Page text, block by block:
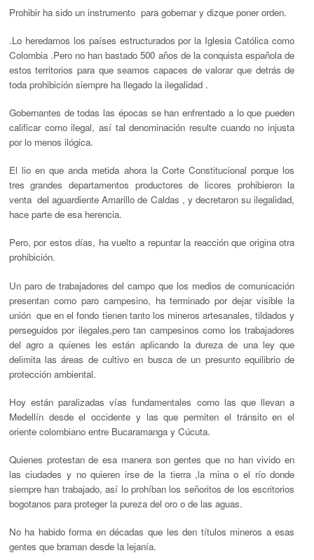
Prohibir ha sido un instrumento para gobernar y dizque poner orden.
.Lo heredamos los países estructurados por la Iglesia Católica como
Colombia .Pero no han bastado 500 años de la conquista española de
estos territorios para que seamos capaces de valorar que detrás de
toda prohibición siempre ha llegado la ilegalidad .
Gobernantes de todas las épocas se han enfrentado a lo que pueden
calificar como ilegal, así tal denominación resulte cuando no injusta
por lo menos ilógica.
El lio en que anda metida ahora la Corte Constitucional porque los
tres grandes departamentos productores de licores prohibieron la
venta del aguardiente Amarillo de Caldas , y decretaron su ilegalidad,
hace parte de esa herencia.
Pero, por estos días, ha vuelto a repuntar la reacción que origina otra
prohibición.
Un paro de trabajadores del campo que los medios de comunicación
presentan como paro campesino, ha terminado por dejar visible la
unión que en el fondo tienen tanto los mineros artesanales, tildados y
perseguidos por ilegales,pero tan campesinos como los trabajadores
del agro a quienes les están aplicando la dureza de una ley que
delimita las áreas de cultivo en busca de un presunto equilibrio de
protección ambiental.
Hoy están paralizadas vías fundamentales como las que llevan a
Medellín desde el occidente y las que permiten el tránsito en el
oriente colombiano entre Bucaramanga y Cúcuta.
Quienes protestan de esa manera son gentes que no han vivido en
las ciudades y no quieren irse de la tierra ,la mina o el río donde
siempre han trabajado, así lo prohíban los señoritos de los escritorios
bogotanos para proteger la pureza del oro o de las aguas.
No ha habido forma en décadas que les den títulos mineros a esas
gentes que braman desde la lejanía.